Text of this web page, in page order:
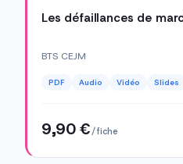
Les défaillances de
BTS CEJM
PDF Audio Vidéo Slides
9,90 €/ fiche